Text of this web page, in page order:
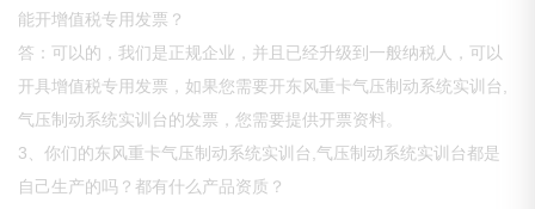
能开增值税专用发票？
答：可以的，我们是正规企业，并且已经升级到一般纳税人，可以
开具增值税专用发票，如果您需要开东风重卡气压制动系统实训台,
气压制动系统实训台的发票，您需要提供开票资料。
3、你们的东风重卡气压制动系统实训台,气压制动系统实训台都是
自己生产的吗？都有什么产品资质？